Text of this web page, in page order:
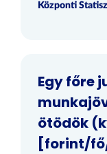
Központi
Egy főre
ötödök
[forint/